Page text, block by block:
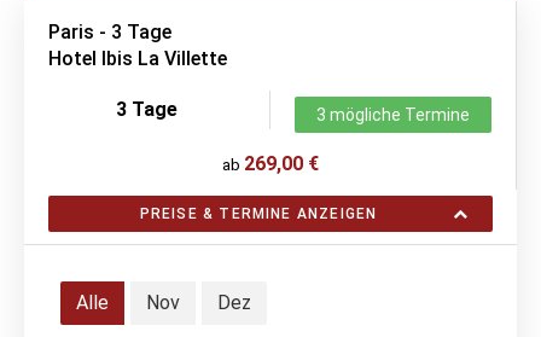
Paris - 3 Tage
Hotel Ibis La Villette
3 Tage 3 mögliche Termine
ab 269,00 €
PREISE & TERMINE ANZEIGEN
Alle Nov Dez